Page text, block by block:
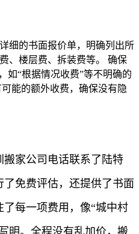
细的书面报价单，明确列出所
、楼层费、拆装费等。 确保
如“根据情况收费”等不明确的
能的额外收费，确保没有隐
家公司电话联系了陆特
免费评估，还提供了书面
每一项费用，像“城中村
明。全程没有乱加价，搬